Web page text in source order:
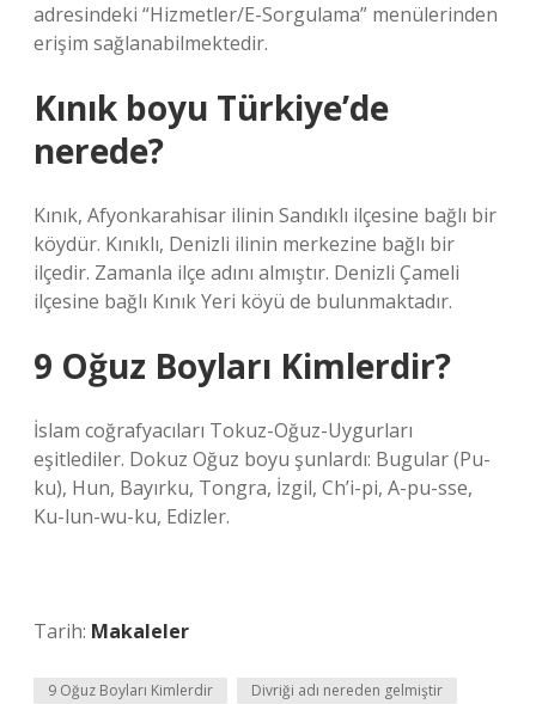
adresindeki “Hizmetler/E-Sorgulama” menülerinden
erişim sağlanabilmektedir.
Kınık boyu Türkiye’de
nerede?
Kınık, Afyonkarahisar ilinin Sandıklı ilçesine bağlı bir
köydür. Kınıklı, Denizli ilinin merkezine bağlı bir
ilçedir. Zamanla ilçe adını almıştır. Denizli Çameli
ilçesine bağlı Kınık Yeri köyü de bulunmaktadır.
9 Oğuz Boyları Kimlerdir?
İslam coğrafyacıları Tokuz-Oğuz-Uygurları
eşitlediler. Dokuz Oğuz boyu şunlardı: Bugular (Pu-
ku), Hun, Bayırku, Tongra, İzgil, Ch’i-pi, A-pu-sse,
Ku-lun-wu-ku, Edizler.
Tarih: Makaleler
9 Oğuz Boyları Kimlerdir Divriği adı nereden gelmiştir